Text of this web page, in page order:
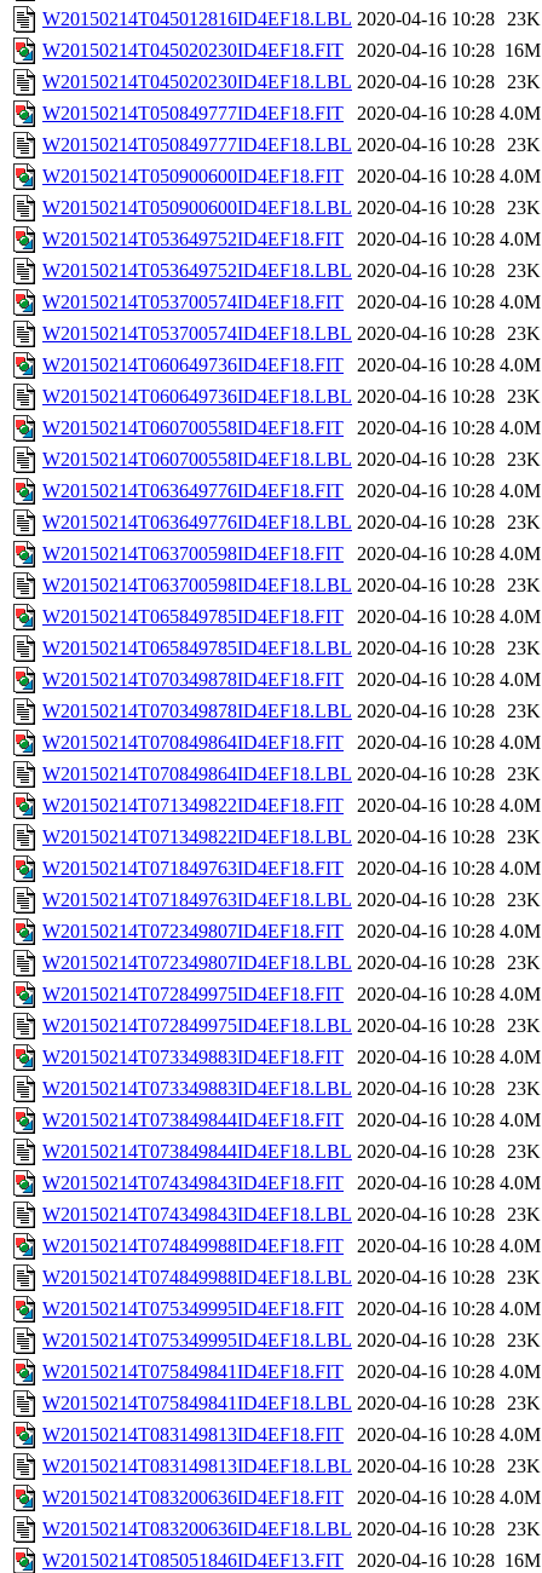
W20150214T045012816ID4EF18.LBL 2020-04-16 10:28 23K
W20150214T045020230ID4EF18.FIT
2020-04-16 10:28 16M
W20150214T045020230ID4EF18.LBL 2020-04-16 10:28 23K
W20150214T050849777ID4EF18.FIT
2020-04-16 10:28 4.0M
W20150214T050849777ID4EF18.LBL 2020-04-16 10:28 23K
W20150214T050900600ID4EF18.FIT
2020-04-16 10:28 4.0M
W20150214T050900600ID4EF18.LBL 2020-04-16 10:28 23K
W20150214T053649752ID4EF18.FIT
2020-04-16 10:28 4.0M
W20150214T053649752ID4EF18.LBL 2020-04-16 10:28 23K
W20150214T053700574ID4EF18.FIT
2020-04-16 10:28 4.0M
W20150214T053700574ID4EF18.LBL 2020-04-16 10:28 23K
W20150214T060649736ID4EF18.FIT
2020-04-16 10:28 4.0M
W20150214T060649736ID4EF18.LBL 2020-04-16 10:28 23K
W20150214T060700558ID4EF18.FIT
2020-04-16 10:28 4.0M
W20150214T060700558ID4EF18.LBL 2020-04-16 10:28 23K
W20150214T063649776ID4EF18.FIT
2020-04-16 10:28 4.0M
W20150214T063649776ID4EF18.LBL 2020-04-16 10:28 23K
W20150214T063700598ID4EF18.FIT
2020-04-16 10:28 4.0M
W20150214T063700598ID4EF18.LBL 2020-04-16 10:28 23K
W20150214T065849785ID4EF18.FIT
2020-04-16 10:28 4.0M
W20150214T065849785ID4EF18.LBL 2020-04-16 10:28 23K
W20150214T070349878ID4EF18.FIT
2020-04-16 10:28 4.0M
W20150214T070349878ID4EF18.LBL 2020-04-16 10:28 23K
W20150214T070849864ID4EF18.FIT
2020-04-16 10:28 4.0M
W20150214T070849864ID4EF18.LBL 2020-04-16 10:28 23K
W20150214T071349822ID4EF18.FIT
2020-04-16 10:28 4.0M
W20150214T071349822ID4EF18.LBL 2020-04-16 10:28 23K
W20150214T071849763ID4EF18.FIT
2020-04-16 10:28 4.0M
W20150214T071849763ID4EF18.LBL 2020-04-16 10:28 23K
W20150214T072349807ID4EF18.FIT
2020-04-16 10:28 4.0M
W20150214T072349807ID4EF18.LBL 2020-04-16 10:28 23K
W20150214T072849975ID4EF18.FIT
2020-04-16 10:28 4.0M
W20150214T072849975ID4EF18.LBL 2020-04-16 10:28 23K
W20150214T073349883ID4EF18.FIT
2020-04-16 10:28 4.0M
W20150214T073349883ID4EF18.LBL 2020-04-16 10:28 23K
W20150214T073849844ID4EF18.FIT
2020-04-16 10:28 4.0M
W20150214T073849844ID4EF18.LBL 2020-04-16 10:28 23K
W20150214T074349843ID4EF18.FIT
2020-04-16 10:28 4.0M
W20150214T074349843ID4EF18.LBL 2020-04-16 10:28 23K
W20150214T074849988ID4EF18.FIT
2020-04-16 10:28 4.0M
W20150214T074849988ID4EF18.LBL 2020-04-16 10:28 23K
W20150214T075349995ID4EF18.FIT
2020-04-16 10:28 4.0M
W20150214T075349995ID4EF18.LBL 2020-04-16 10:28 23K
W20150214T075849841ID4EF18.FIT
2020-04-16 10:28 4.0M
W20150214T075849841ID4EF18.LBL 2020-04-16 10:28 23K
W20150214T083149813ID4EF18.FIT
2020-04-16 10:28 4.0M
W20150214T083149813ID4EF18.LBL 2020-04-16 10:28 23K
W20150214T083200636ID4EF18.FIT
2020-04-16 10:28 4.0M
W20150214T083200636ID4EF18.LBL 2020-04-16 10:28 23K
W20150214T085051846ID4EF13.FIT
2020-04-16 10:28 16M